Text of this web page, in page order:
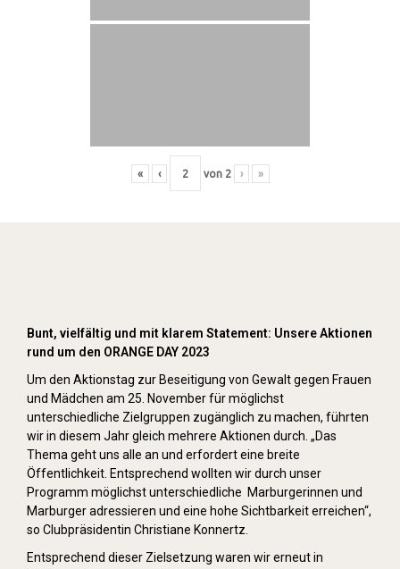
« ‹ von 2 › »
Bunt, vielfältig und mit klarem Statement: Unsere Aktionen
rund um den ORANGE DAY 2023
Um den Aktionstag zur Beseitigung von Gewalt gegen Frauen
und Mädchen am 25. November für möglichst
unterschiedliche Zielgruppen zugänglich zu machen, führten
wir in diesem Jahr gleich mehrere Aktionen durch. „Das
Thema geht uns alle an und erfordert eine breite
Öffentlichkeit. Entsprechend wollten wir durch unser
Programm möglichst unterschiedliche Marburgerinnen und
Marburger adressieren und eine hohe Sichtbarkeit erreichen“,
so Clubpräsidentin Christiane Konnertz.
Entsprechend dieser Zielsetzung waren wir erneut in